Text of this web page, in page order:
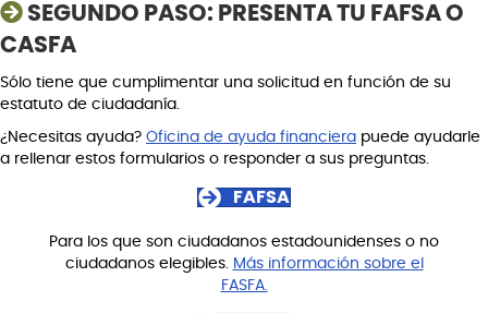
SEGUNDO PASO: PRESENTA TU FAFSA O
CASFA
Sólo tiene que cumplimentar una solicitud en función de su
estatuto de ciudadanía.
¿Necesitas ayuda? Oficina de ayuda financiera puede ayudarle
a rellenar estos formularios o responder a sus preguntas.
FAFSA
Para los que son ciudadanos estadounidenses o no
ciudadanos elegibles. Más información sobre el
FASFA.